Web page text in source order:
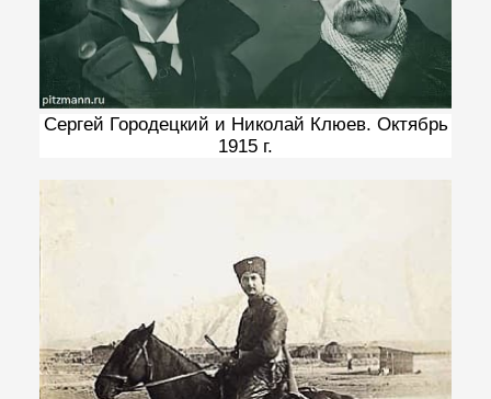
Сергей Городецкий и Николай Клюев. Октябрь
1915 г.